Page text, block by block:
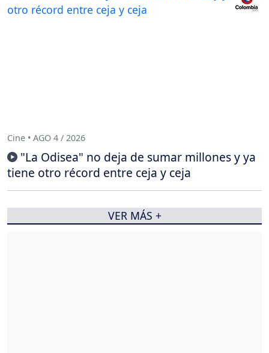
Cine • AGO 4 / 2026
"La Odisea" no deja de sumar millones y ya
tiene otro récord entre ceja y ceja
VER MÁS +